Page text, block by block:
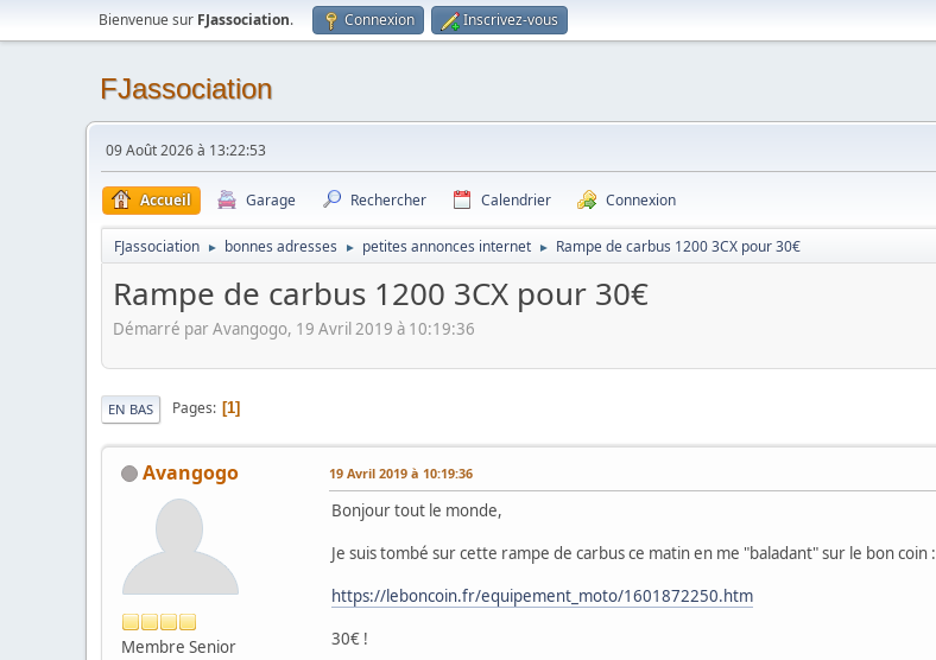
Bienvenue sur FJassociation. Connexion Inscrivez-vous
FJassociation
09 Août 2026 à 13:22:53
Accueil Garage Rechercher Calendrier Connexion
FJassociation ► bonnes adresses ► petites annonces internet ► Rampe de carbus 1200 3CX pour 30€
Rampe de carbus 1200 3CX pour 30€
Démarré par Avangogo, 19 Avril 2019 à 10:19:36
EN BAS Pages 1
Avangogo
Membre Senior
19 Avril 2019 à 10:19:36
Bonjour tout le monde,
Je suis tombé sur cette rampe de carbus ce matin en me "baladant" sur le bon coin :
https://leboncoin.fr/equipement_moto/1601872250.htm
30€ !